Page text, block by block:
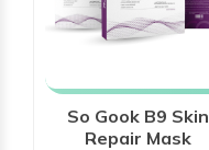
So Gook B9 Skin
Repair Mask